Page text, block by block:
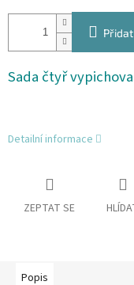
Sada čtyř
Detailní informace
ZEPTAT SE
Popis